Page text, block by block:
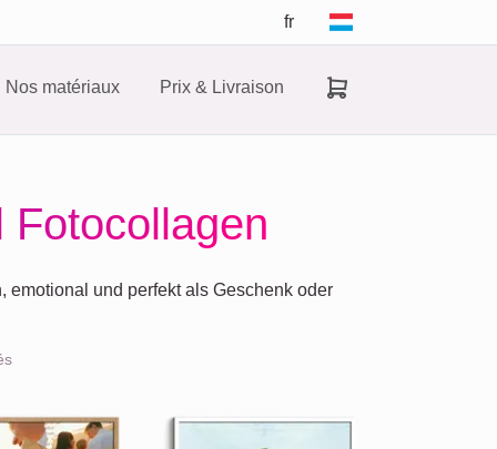
fr
Nos matériaux Prix & Livraison
und perfekt als Geschenk oder